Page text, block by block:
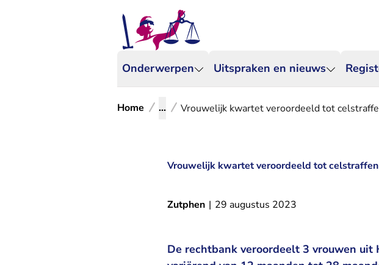
Onderwerpen Uitspraken en nieuws
Home ... Vrouwelijk kwartet veroordeeld tot
Vrouwelijk kwartet veroordeeld tot
Zutphen | 29 augustus 2023
De rechtbank veroordeelt 3 vrouwen